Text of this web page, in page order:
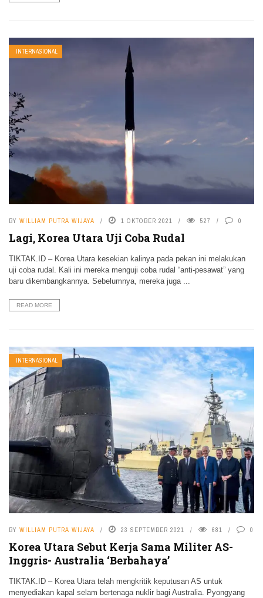
INTERNASIONAL
BY WILLIAM PUTRA WIJAYA 1 OKTOBER 2021 527 0
Lagi, Korea Utara Uji Coba Rudal
TIKTAK.ID – Korea Utara kesekian kalinya pada pekan ini melakukan
uji coba rudal. Kali ini mereka menguji coba rudal “anti-pesawat” yang
baru dikembangkannya. Sebelumnya, mereka juga ...
READ MORE
INTERNASIONAL
BY WILLIAM PUTRA WIJAYA 23 SEPTEMBER 2021 681 0
Korea Utara Sebut Kerja Sama Militer AS-
Inggris- Australia ‘Berbahaya’
TIKTAK.ID – Korea Utara telah mengkritik keputusan AS untuk
menyediakan kapal selam bertenaga nuklir bagi Australia. Pyongyang